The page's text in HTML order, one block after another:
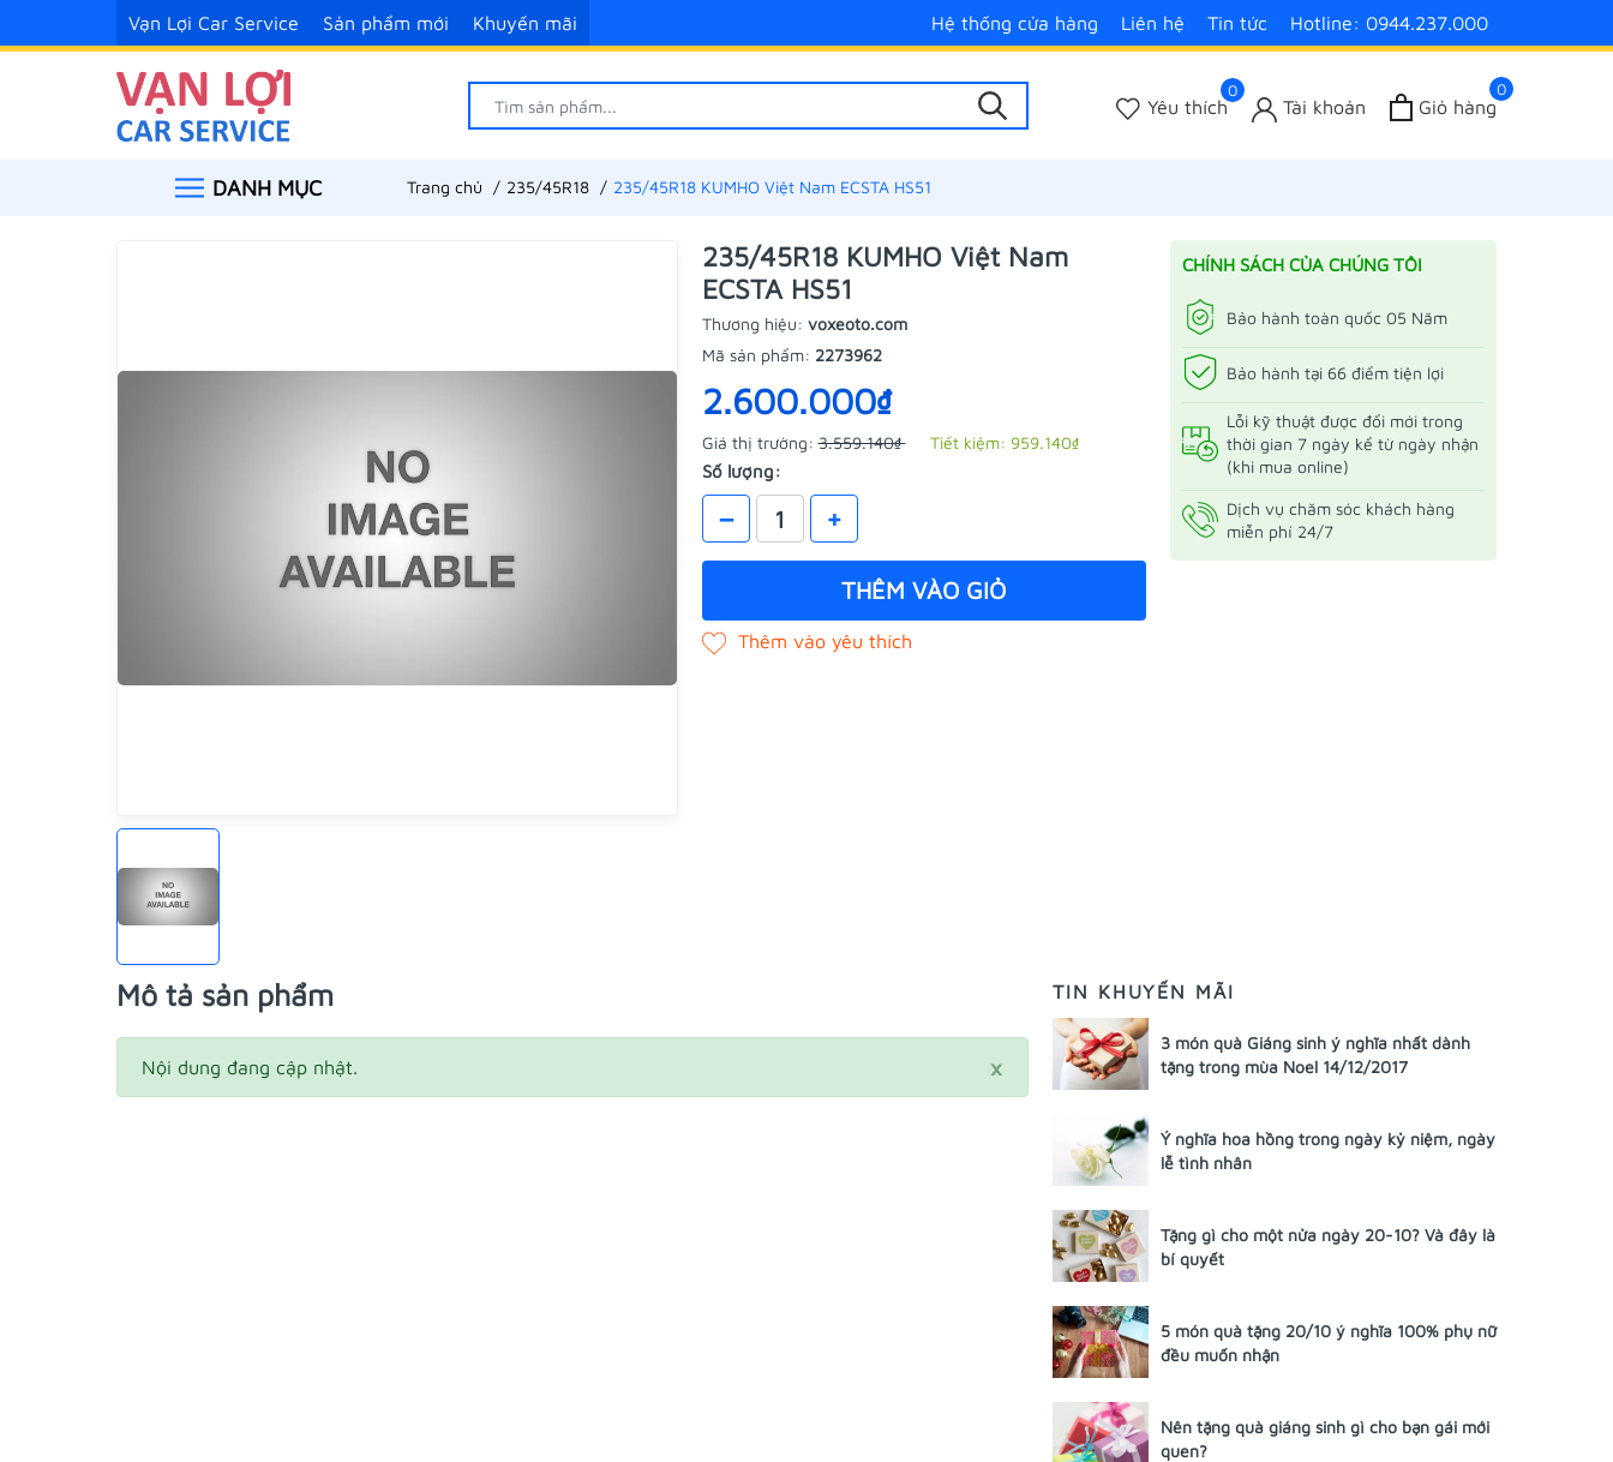
Vạn Lợi Car Service Sản phẩm mới Khuyến mãi Hệ thống cửa hàng Liên hệ Tin tức Hotline: 0944.237.000
0
Yêu thích Tài khoản
0
Giỏ hàng
DANH MỤC Trang chủ 235/45R18 235/45R18 KUMHO Việt Nam ECSTA HS51
235/45R18 KUMHO Việt Nam
ECSTA HS51
Thương hiệu: voxeoto.com
Mã sản phẩm: 2273962
2.600.000₫
Giá thị trường:3.559.140₫ Tiết kiệm: 959.140₫
Số lượng:
– +
THÊM VÀO GIỎ
CHÍNH SÁCH CỦA CHÚNG TÔI
Bảo hành toàn quốc 05 Năm
Bảo hành tại 66 điểm tiện lợi
Lỗi kỹ thuật được đổi mới trong
thời gian 7 ngày kể từ ngày nhận
(khi mua online)
Dịch vụ chăm sóc khách hàng
miễn phí 24/7
Mô tả sản phẩm
×
Nội dung đang cập nhật.
TIN KHUYẾN MÃI
3 món quà Giáng sinh ý nghĩa nhất dành
tặng trong mùa Noel 14/12/2017
Ý nghĩa hoa hồng trong ngày kỷ niệm, ngày
lễ tình nhân
Tặng gì cho một nửa ngày 20-10? Và đây là
bí quyết
5 món quà tặng 20/10 ý nghĩa 100% phụ nữ
đều muốn nhận
Nên tặng quà giáng sinh gì cho bạn gái mới
quen?